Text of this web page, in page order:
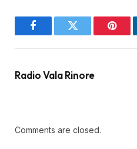
FacebookTwitter
Radio Vala Rinore
Comments are closed.